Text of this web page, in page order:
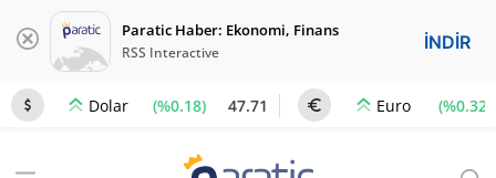
Paratic Haber: Ekonomi, Finans
RSS Interactive İNDİR
Dolar (%0.18) 47.71 Euro (%0.32)